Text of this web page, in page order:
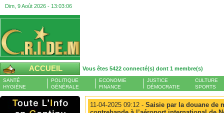
Dim, 9 Août 2026 - 13:03:07
ACCUEIL Vous êtes 5422 connecté(s) dont 1 membre(s)
SANTÉ
HYGIÈNE
POLITIQUE
GÉNÉRALE
ECONOMIE
FINANCE
JUSTICE
DÉMOCRATIE
CULTURE
SPORTS
11-04-2025 09:12 - Saisie par la douane de